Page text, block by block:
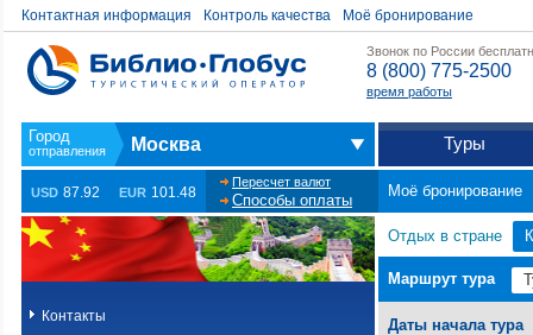
Контактная информация Контроль качества Моё бронирование
Звонок по России
8 (800) 775-2500
время работы
Москва Туры
USD 87.92 EUR 101.48
Пересчет валют
Способы оплаты
Моё бронирование
Контакты
Отдых в стране
Маршрут тура
Даты начала тура